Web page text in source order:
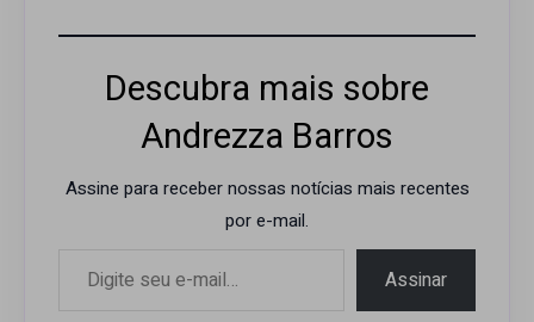
Descubra mais sobre
Andrezza Barros
Assine para receber nossas notícias mais recentes
por e-mail.
Assinar